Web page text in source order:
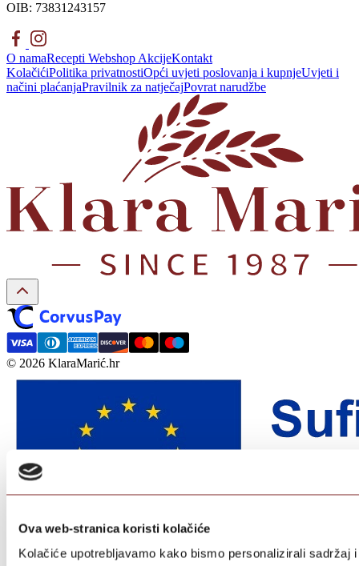
Ova web-stranica koristi kolačiće
Kolačiće upotrebljavamo kako bismo personalizirali sadržaj
OIB: 73831243157
O namaRecepti WebshopAkcijeKontakt
KolačićiPolitika privatnostiOpći uvjeti poslovanja i kupnjeUvjeti i
načini plaćanjaPravilnik za natječajPovrat narudžbe
© 2026 KlaraMarić.hr